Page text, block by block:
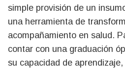
simple provisión de un
una herramienta de
acompañamiento en salud.
contar con una graduación
su capacidad de